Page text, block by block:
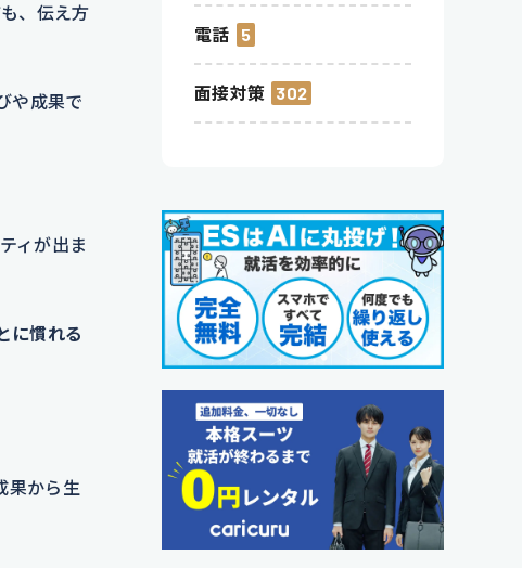
、伝え方
や成果で
ィが出ま
に慣れる
果から生
電話 5
面接対策 302